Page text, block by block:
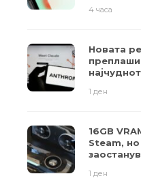
4 часа
Новата
1 ден
16GB
Steam,
1 ден